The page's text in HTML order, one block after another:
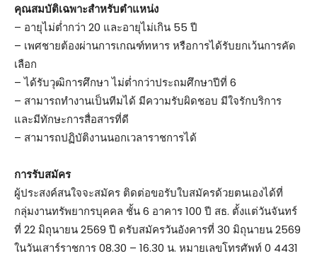
คุณสมบัติเฉพาะสำหรับตำแหน่ง
– อายุไม่ต่ำกว่า 20 และอายุไม่เกิน 55 ปี
– เพศชายต้องผ่านการเกณฑ์ทหาร หรือการได้รับยกเว้นการคัด
เลือก
– ได้รับวุฒิการศึกษา ไม่ต่ำกว่าประถมศึกษาปีที่ 6
– สามารถทำงานเป็นทีมได้ มีความรับผิดชอบ มีใจรักบริการ
และมีทักษะการสื่อสารที่ดี
– สามารถปฏิบัติงานนอกเวลาราชการได้
การรับสมัคร
ผู้ประสงค์สนใจจะสมัคร ติดต่อขอรับใบสมัครด้วยตนเองได้ที่
กลุ่มงานทรัพยากรบุคคล ชั้น 6 อาคาร 100 ปี สธ. ตั้งแต่วันจันทร์
ที่ 22 มิถุนายน 2569 ปี ดรับสมัครวันอังคารที่ 30 มิถุนายน 2569
ในวันเสาร์ราชการ 08.30 – 16.30 น. หมายเลขโทรศัพท์ 0 4431